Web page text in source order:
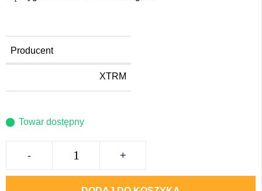
Producent
XTRM
Towar dostępny
- +